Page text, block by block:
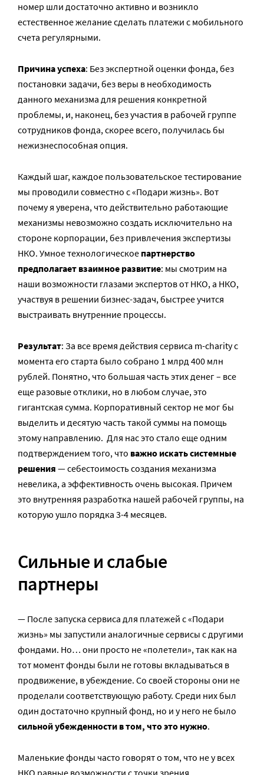
номер шли достаточно активно и возникло
естественное желание сделать платежи с мобильного
счета регулярными.
Причина успеха: Без экспертной оценки фонда, без
постановки задачи, без веры в необходимость
данного механизма для решения конкретной
проблемы, и, наконец, без участия в рабочей группе
сотрудников фонда, скорее всего, получилась бы
нежизнеспособная опция.
Каждый шаг, каждое пользовательское тестирование
мы проводили совместно с «Подари жизнь». Вот
почему я уверена, что действительно работающие
механизмы невозможно создать исключительно на
стороне корпорации, без привлечения экспертизы
НКО. Умное технологическое партнерство
предполагает взаимное развитие: мы смотрим на
наши возможности глазами экспертов от НКО, а НКО,
участвуя в решении бизнес-задач, быстрее учится
выстраивать внутренние процессы.
Результат: За все время действия сервиса m-charity с
момента его старта было собрано 1 млрд 400 млн
рублей. Понятно, что большая часть этих денег – все
еще разовые отклики, но в любом случае, это
гигантская сумма. Корпоративный сектор не мог бы
выделить и десятую часть такой суммы на помощь
этому направлению. Для нас это стало еще одним
подтверждением того, что важно искать системные
решения — себестоимость создания механизма
невелика, а эффективность очень высокая. Причем
это внутренняя разработка нашей рабочей группы, на
которую ушло порядка 3-4 месяцев.
Сильные и слабые
партнеры
— После запуска сервиса для платежей с «Подари
жизнь» мы запустили аналогичные сервисы с другими
фондами. Но… они просто не «полетели», так как на
тот момент фонды были не готовы вкладываться в
продвижение, в убеждение. Со своей стороны они не
проделали соответствующую работу. Среди них был
один достаточно крупный фонд, но и у него не было
сильной убежденности в том, что это нужно.
Маленькие фонды часто говорят о том, что не у всех
НКО равные возможности с точки зрения